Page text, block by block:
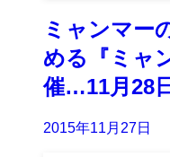
ミャンマー
める『ミャ
催…11月28
2015年11月27日